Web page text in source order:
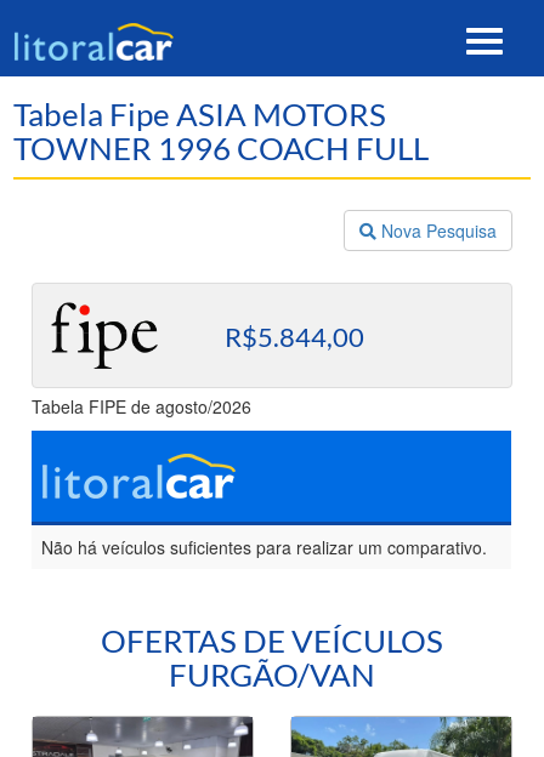
Toggle
Tabela Fipe ASIA MOTORS
TOWNER 1996 COACH FULL
Nova Pesquisa
R$5.844,00
Tabela FIPE de agosto/2026
Não há veículos suficientes para realizar um comparativo.
OFERTAS DE VEÍCULOS
FURGÃO/VAN